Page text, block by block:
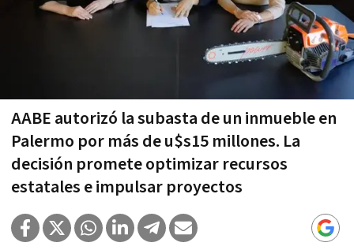
AABE autorizó la subasta de un inmueble en
Palermo por más de u$s15 millones. La
decisión promete optimizar recursos
estatales e impulsar proyectos